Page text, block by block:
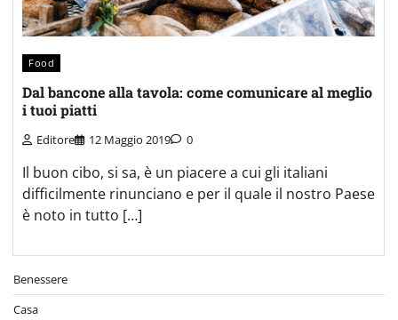
Food
Dal bancone alla tavola: come comunicare al meglio
i tuoi piatti
Editore 12 Maggio 2019 0
Il buon cibo, si sa, è un piacere a cui gli italiani
difficilmente rinunciano e per il quale il nostro Paese
è noto in tutto […]
Benessere
Casa